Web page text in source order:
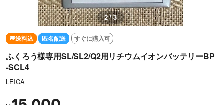
2 / 3
送料込 匿名配送 すぐに購入可
ふくろう様専用SL/SL2/Q2用リチウムイオンバッテリーBP
-SCL4
LEICA